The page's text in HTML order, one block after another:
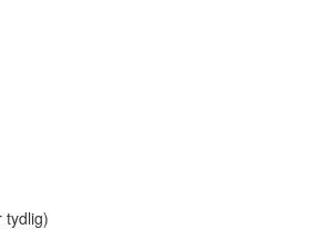
tydlig)